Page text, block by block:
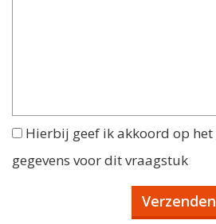
Hierbij geef ik akkoord op
gegevens voor dit vraagstuk